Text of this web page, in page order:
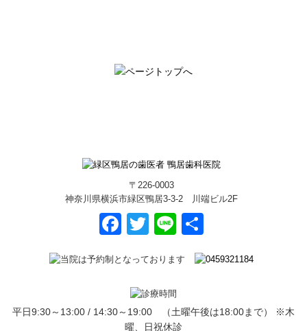
〒226-0003
神奈川県横浜市緑区鴨居3-3-2 川端ビル2F
Facebook
Twitter
Line
平日9:30～13:00 / 14:30～19:00 （土曜午後は18:00まで） ※木
曜、日祝休診